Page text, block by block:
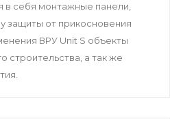
в себя монтажные панели,
защиты от прикосновения
ВРУ Unit S объекты
строительства, а так же